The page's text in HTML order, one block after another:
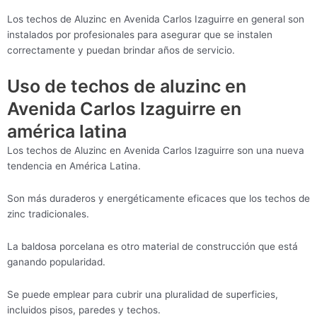
Los techos de Aluzinc en Avenida Carlos Izaguirre en general son
instalados por profesionales para asegurar que se instalen
correctamente y puedan brindar años de servicio.
Uso de techos de aluzinc en
Avenida Carlos Izaguirre en
américa latina
Los techos de Aluzinc en Avenida Carlos Izaguirre son una nueva
tendencia en América Latina.
Son más duraderos y energéticamente eficaces que los techos de
zinc tradicionales.
La baldosa porcelana es otro material de construcción que está
ganando popularidad.
Se puede emplear para cubrir una pluralidad de superficies,
incluidos pisos, paredes y techos.